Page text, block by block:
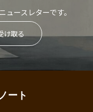
ースレターです。
け取る
ート